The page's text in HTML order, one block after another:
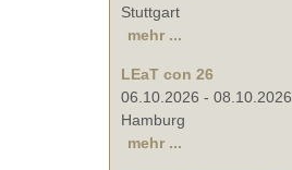
Stuttgart
mehr ...
LEaT con 26
06.10.2026 - 08.10.2026
Hamburg
mehr ...